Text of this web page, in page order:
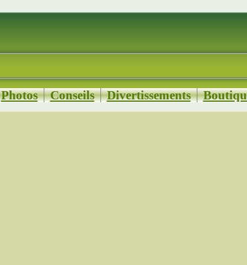
Photos Conseils Divertissements